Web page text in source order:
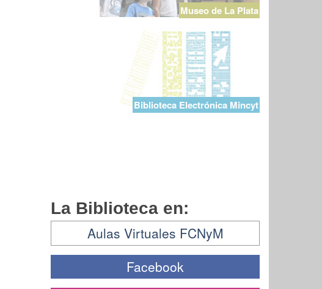
Museo de La Plata
Biblioteca Electrónica Mincyt
La Biblioteca en:
Aulas Virtuales FCNyM
Facebook